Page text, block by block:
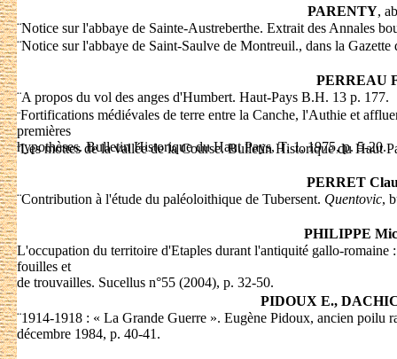
PARENTY,
¨Notice sur l'abbaye de Sainte-Austreberthe. Extrait des Annales
¨Notice sur l'abbaye de Saint-Saulve de Montreuil., dans la
PERREAU
¨A propos du vol des anges d'Humbert. Haut-Pays B.H. 13 p. 177.
¨Fortifications médiévales de terre entre la Canche, l'Authie et
premières
hypothèses. Bulletin Historique du Haut Pays, T. 1, 1975, p. 5-20.
¨Les mottes de la vallée de la Course. Bulletin Historique du Haut
PERRET
¨Contribution à l'étude du paléoloithique de Tubersent. Quentovic,
PHILIPPE
L'occupation du territoire d'Etaples durant l'antiquité gallo-romaine :
fouilles et
de trouvailles. Sucellus n°55 (2004), p. 32-50.
PIDOUX E.,
¨1914-1918 : « La Grande Guerre ». Eugène Pidoux, ancien poilu
décembre 1984, p. 40-41.